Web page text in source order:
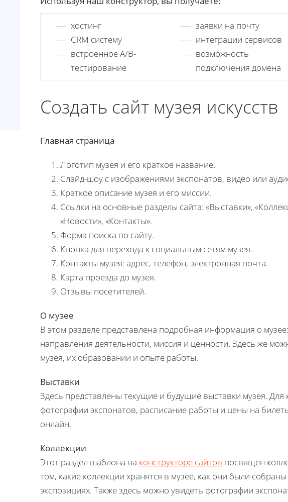
хостинг
заявки на почту
CRM систему
интеграции сервисов
встроенное A/B-
тестирование
возможность
подключения домена
Создать сайт музея искусств
Главная страница
Логотип музея и его краткое название.
Слайд-шоу с изображениями экспонатов, видео или
Краткое описание музея и его миссии.
Ссылки на основные разделы сайта: «Выставки»,
«Новости», «Контакты».
Форма поиска по сайту.
Кнопка для перехода к социальным сетям музея.
Контакты музея: адрес, телефон, электронная почта.
Карта проезда до музея.
Отзывы посетителей.
О музее
В этом разделе представлена подробная информация о
направления деятельности, миссия и ценности. Здесь же
музея, их образовании и опыте работы.
Выставки
Здесь представлены текущие и будущие выставки музея. Для
фотографии экспонатов, расписание работы и цены на
онлайн.
Коллекции
Этот раздел шаблона на конструкторе сайтов посвящён
том, какие коллекции хранятся в музее, как они были
экспозициях. Также здесь можно увидеть фотографии